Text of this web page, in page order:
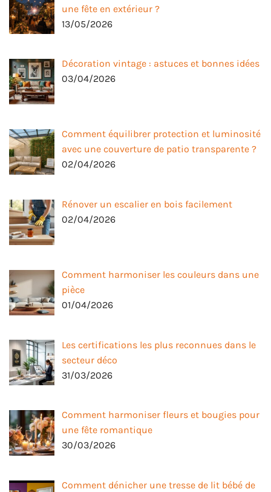
une fête en extérieur ?
13/05/2026
Décoration vintage : astuces et bonnes idées
03/04/2026
Comment équilibrer protection et luminosité
avec une couverture de patio transparente ?
02/04/2026
Rénover un escalier en bois facilement
02/04/2026
Comment harmoniser les couleurs dans une
pièce
01/04/2026
Les certifications les plus reconnues dans le
secteur déco
31/03/2026
Comment harmoniser fleurs et bougies pour
une fête romantique
30/03/2026
Comment dénicher une tresse de lit bébé de